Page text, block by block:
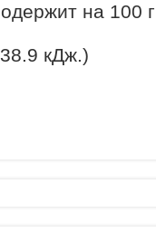
на 100
кДж.)